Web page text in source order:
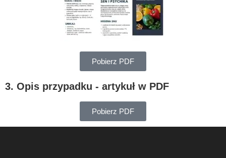
Pobierz PDF
3. Opis przypadku - artykuł w PDF
Pobierz PDF